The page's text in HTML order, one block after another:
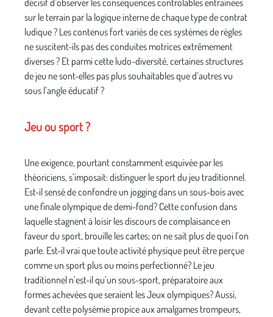
décisif d’observer les conséquences contrôlables entraînées
sur le terrain par la logique interne de chaque type de contrat
ludique ? Les contenus fort variés de ces systèmes de règles
ne suscitent-ils pas des conduites motrices extrêmement
diverses ? Et parmi cette ludo-diversité, certaines structures
de jeu ne sont-elles pas plus souhaitables que d’autres vu
sous l’angle éducatif ?
Jeu ou sport ?
Une exigence, pourtant constamment esquivée par les
théoriciens, s’imposait: distinguer le sport du jeu traditionnel.
Est-il sensé de confondre un jogging dans un sous-bois avec
une finale olympique de demi-fond? Cette confusion dans
laquelle stagnent à loisir les discours de complaisance en
faveur du sport, brouille les cartes; on ne sait plus de quoi l’on
parle. Est-il vrai que toute activité physique peut être perçue
comme un sport plus ou moins perfectionné? Le jeu
traditionnel n’est-il qu’un sous-sport, préparatoire aux
formes achevées que seraient les Jeux olympiques? Aussi,
devant cette polysémie propice aux amalgames trompeurs,